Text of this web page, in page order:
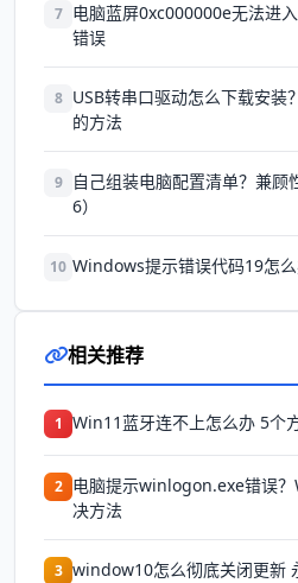
7 电脑蓝屏0xc000000e无法进
错误
8 USB转串口驱动怎么下载安装
的方法
9
自己组装电脑配置清单？兼顾
6）
10 Windows提示错误代码19怎
相关推荐
1 Win11蓝牙连不上怎么办 5个
2 电脑提示winlogon.exe错误
决方法
3 window10怎么彻底关闭更新